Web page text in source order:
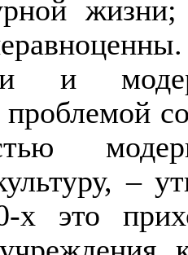
и
проблемой
–
х это